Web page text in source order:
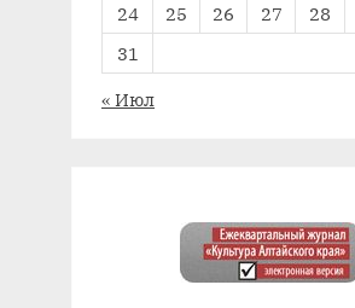
24
25 26 27 28
31
« Июл